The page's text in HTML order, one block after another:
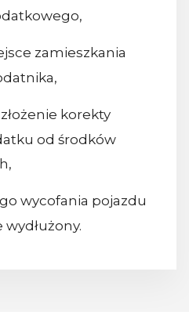
zamieszkania
korekty
od środków
wycofania pojazdu